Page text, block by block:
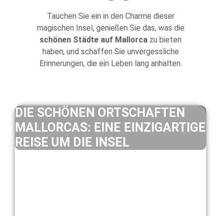
Tauchen Sie ein in den Charme dieser
magischen Insel, genießen Sie das, was die
schönen Städte auf Mallorca zu bieten
haben, und schaffen Sie unvergessliche
Erinnerungen, die ein Leben lang anhalten.
DIE SCHÖNEN ORTSCHAFTEN
MALLORCAS: EINE EINZIGARTIGE
REISE UM DIE INSEL